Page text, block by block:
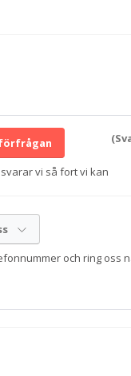
vi så fort vi kan
och ring oss